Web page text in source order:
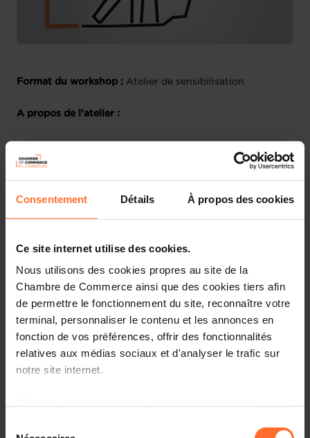
Consentement Détails À propos des cookies
Ce site internet utilise des cookies.
Nous utilisons des cookies propres au site de la
Chambre de Commerce ainsi que des cookies tiers afin
de permettre le fonctionnement du site, reconnaître votre
terminal, personnaliser le contenu et les annonces en
fonction de vos préférences, offrir des fonctionnalités
relatives aux médias sociaux et d'analyser le trafic sur
notre site internet.
Format du workshop : Atelier de sensibilisation
A propos de l’atelier :
dans le cadre d’un développement : augmentation
succursale, acquisition / fusion
Tel est le défi des dirigeants d’entreprises.
Le processus d’optimisation de la trésorerie